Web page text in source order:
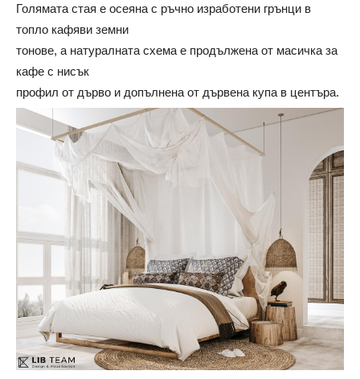
Голямата стая е осеяна с ръчно изработени грънци в
топло кафяви земни
тонове, а натуралната схема е продължена от масичка за
кафе с нисък
профил от дърво и допълнена от дървена купа в центъра.